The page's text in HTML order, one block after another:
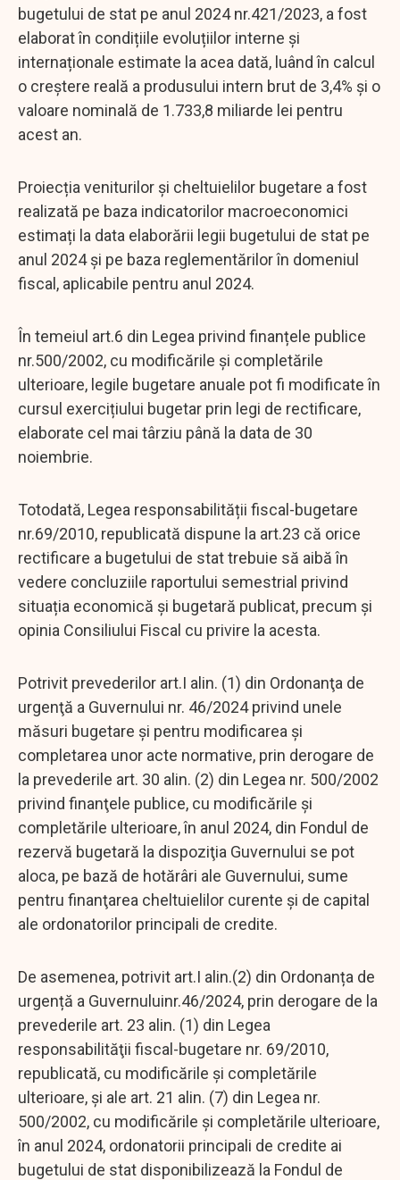
bugetului de stat pe anul 2024 nr.421/2023, a fost
elaborat în condițiile evoluțiilor interne şi
internaționale estimate la acea dată, luând în calcul
o creștere reală a produsului intern brut de 3,4% şi o
valoare nominală de 1.733,8 miliarde lei pentru
acest an.
Proiecția veniturilor și cheltuielilor bugetare a fost
realizată pe baza indicatorilor macroeconomici
estimați la data elaborării legii bugetului de stat pe
anul 2024 și pe baza reglementărilor în domeniul
fiscal, aplicabile pentru anul 2024.
În temeiul art.6 din Legea privind finanțele publice
nr.500/2002, cu modificările și completările
ulterioare, legile bugetare anuale pot fi modificate în
cursul exercițiului bugetar prin legi de rectificare,
elaborate cel mai târziu până la data de 30
noiembrie.
Totodată, Legea responsabilității fiscal-bugetare
nr.69/2010, republicată dispune la art.23 că orice
rectificare a bugetului de stat trebuie să aibă în
vedere concluziile raportului semestrial privind
situația economică și bugetară publicat, precum și
opinia Consiliului Fiscal cu privire la acesta.
Potrivit prevederilor art.I alin. (1) din Ordonanţa de
urgenţă a Guvernului nr. 46/2024 privind unele
măsuri bugetare şi pentru modificarea şi
completarea unor acte normative, prin derogare de
la prevederile art. 30 alin. (2) din Legea nr. 500/2002
privind finanţele publice, cu modificările şi
completările ulterioare, în anul 2024, din Fondul de
rezervă bugetară la dispoziţia Guvernului se pot
aloca, pe bază de hotărâri ale Guvernului, sume
pentru finanţarea cheltuielilor curente şi de capital
ale ordonatorilor principali de credite.
De asemenea, potrivit art.I alin.(2) din Ordonanța de
urgență a Guvernuluinr.46/2024, prin derogare de la
prevederile art. 23 alin. (1) din Legea
responsabilităţii fiscal-bugetare nr. 69/2010,
republicată, cu modificările şi completările
ulterioare, şi ale art. 21 alin. (7) din Legea nr.
500/2002, cu modificările şi completările ulterioare,
în anul 2024, ordonatorii principali de credite ai
bugetului de stat disponibilizează la Fondul de